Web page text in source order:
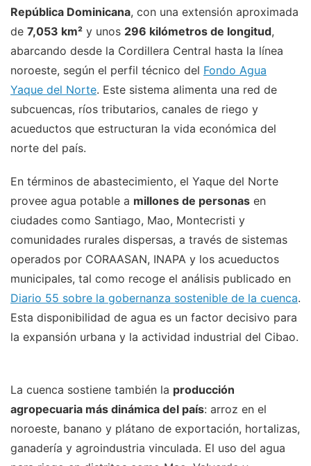
República Dominicana, con una extensión aproximada
de 7,053 km² y unos 296 kilómetros de longitud,
abarcando desde la Cordillera Central hasta la línea
noroeste, según el perfil técnico del Fondo Agua
Yaque del Norte. Este sistema alimenta una red de
subcuencas, ríos tributarios, canales de riego y
acueductos que estructuran la vida económica del
norte del país.
En términos de abastecimiento, el Yaque del Norte
provee agua potable a millones de personas en
ciudades como Santiago, Mao, Montecristi y
comunidades rurales dispersas, a través de sistemas
operados por CORAASAN, INAPA y los acueductos
municipales, tal como recoge el análisis publicado en
Diario 55 sobre la gobernanza sostenible de la cuenca.
Esta disponibilidad de agua es un factor decisivo para
la expansión urbana y la actividad industrial del Cibao.
La cuenca sostiene también la producción
agropecuaria más dinámica del país: arroz en el
noroeste, banano y plátano de exportación, hortalizas,
ganadería y agroindustria vinculada. El uso del agua